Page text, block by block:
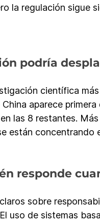
la regulación sigue
podría
científica
aparece primera
las 8 restantes.
están concentrando
responde
sobre
uso de sistemas